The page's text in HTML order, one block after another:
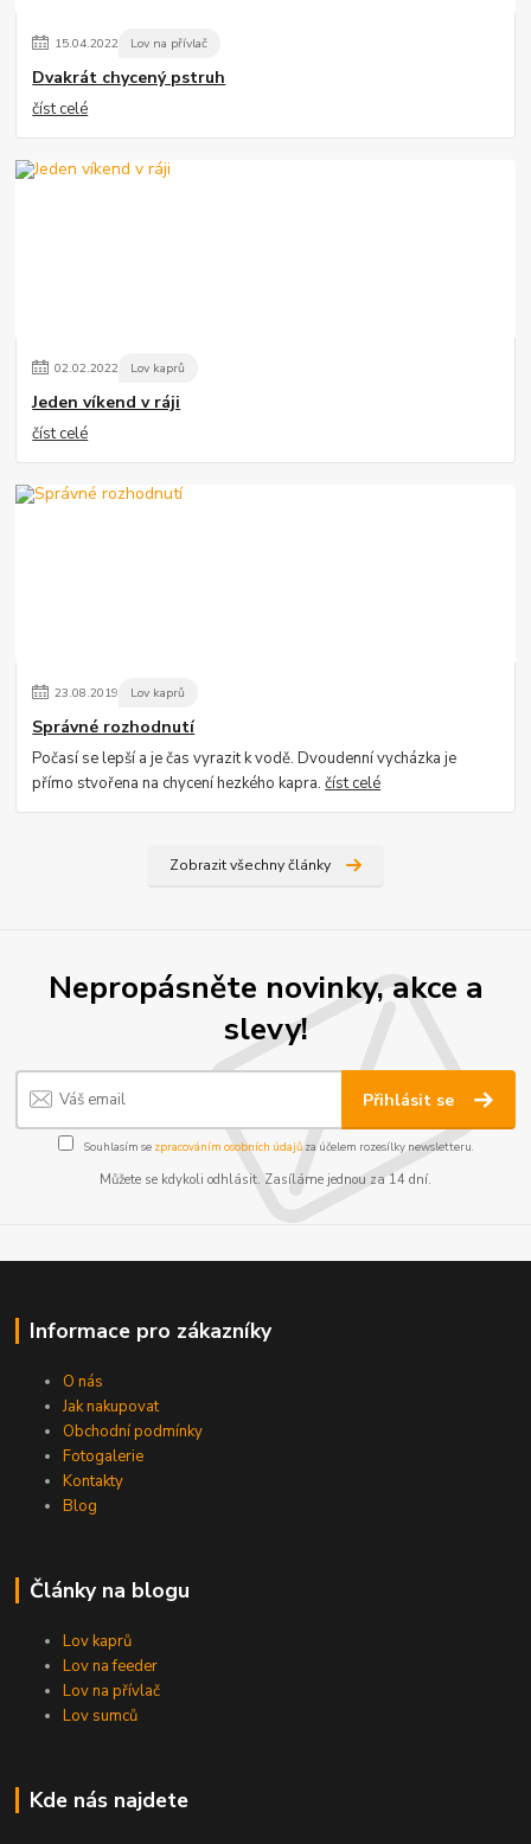
15.04.2022 Lov na přívlač
Dvakrát chycený pstruh
číst celé
02.02.2022 Lov kaprů
Jeden víkend v ráji
číst celé
23.08.2019 Lov kaprů
Správné rozhodnutí
Počasí se lepší a je čas vyrazit k vodě. Dvoudenní vycházka je
přímo stvořena na chycení hezkého kapra.číst celé
Zobrazit všechny články
Nepropásněte novinky, akce a
slevy!
Přihlásit se
Souhlasím se zpracováním osobních údajůza účelem rozesílky newsletteru.
Můžete se kdykoli odhlásit. Zasíláme jednou za 14 dní.
Informace pro zákazníky
O nás
Jak nakupovat
Obchodní podmínky
Fotogalerie
Kontakty
Blog
Články na blogu
Lov kaprů
Lov na feeder
Lov na přívlač
Lov sumců
Kde nás najdete